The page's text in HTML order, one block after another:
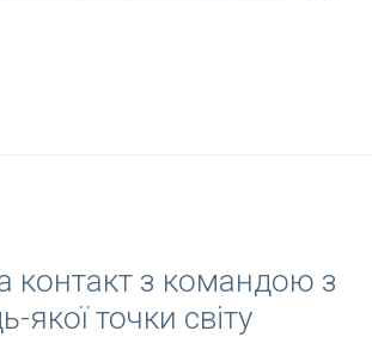
контакт з командою з
якої точки світу